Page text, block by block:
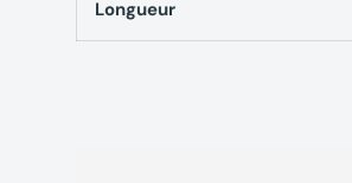
Serre-joint PRO MAX 700 mm
Longueur